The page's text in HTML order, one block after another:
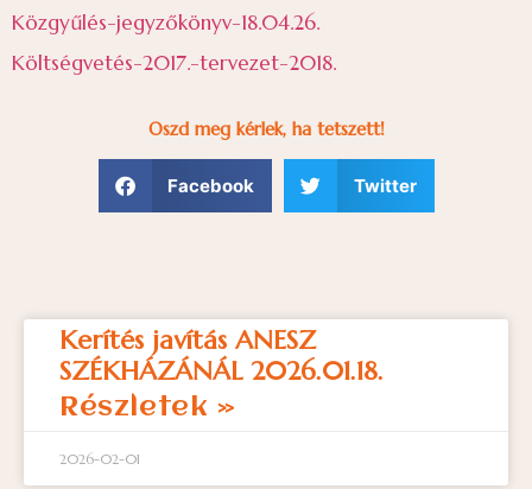
Közgyűlés-jegyzőkönyv-18.04.26.
Költségvetés-2017.-tervezet-2018.
Oszd meg kérlek, ha tetszett!
Facebook Twitter
Kerítés javítás ANESZ
SZÉKHÁZÁNÁL 2026.01.18.
Részletek »
2026-02-01